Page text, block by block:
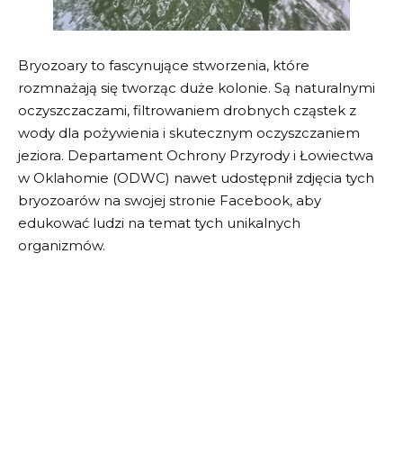
Bryozoary to fascynujące stworzenia, które
rozmnażają się tworząc duże kolonie. Są naturalnymi
oczyszczaczami, filtrowaniem drobnych cząstek z
wody dla pożywienia i skutecznym oczyszczaniem
jeziora. Departament Ochrony Przyrody i Łowiectwa
w Oklahomie (ODWC) nawet udostępnił zdjęcia tych
bryozoarów na swojej stronie Facebook, aby
edukować ludzi na temat tych unikalnych
organizmów.